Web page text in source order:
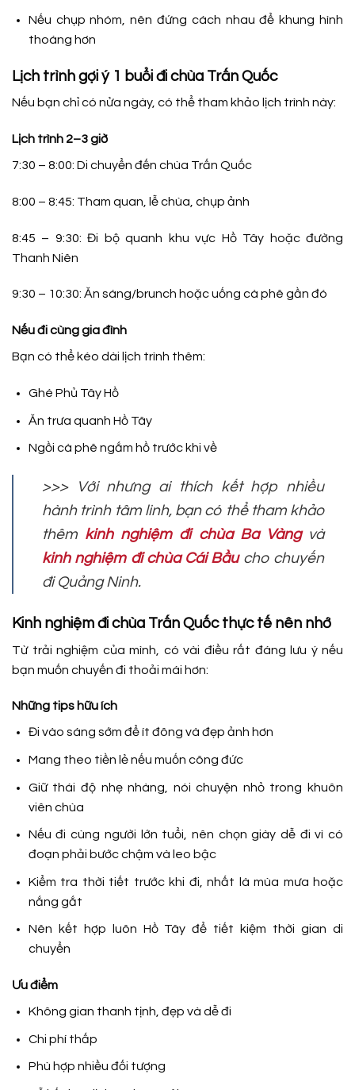
Nếu chụp nhóm, nên đứng cách nhau để khung hình
thoáng hơn
Lịch trình gợi ý 1 buổi đi chùa Trấn Quốc
Nếu bạn chỉ có nửa ngày, có thể tham khảo lịch trình này:
Lịch trình 2–3 giờ
7:30 – 8:00: Di chuyển đến chùa Trấn Quốc
8:00 – 8:45: Tham quan, lễ chùa, chụp ảnh
8:45 – 9:30: Đi bộ quanh khu vực Hồ Tây hoặc đường
Thanh Niên
9:30 – 10:30: Ăn sáng/brunch hoặc uống cà phê gần đó
Nếu đi cùng gia đình
Bạn có thể kéo dài lịch trình thêm:
Ghé Phủ Tây Hồ
Ăn trưa quanh Hồ Tây
Ngồi cà phê ngắm hồ trước khi về
>>> Với nhưng ai thích kết hợp nhiều
hành trình tâm linh, bạn có thể tham khảo
thêm kinh nghiệm đi chùa Ba Vàngvà
kinh nghiệm đi chùa Cái Bầucho chuyến
đi Quảng Ninh.
Kinh nghiệm đi chùa Trấn Quốc thực tế nên nhớ
Từ trải nghiệm của mình, có vài điều rất đáng lưu ý nếu
bạn muốn chuyến đi thoải mái hơn:
Những tips hữu ích
Đi vào sáng sớm để ít đông và đẹp ảnh hơn
Mang theo tiền lẻ nếu muốn công đức
Giữ thái độ nhẹ nhàng, nói chuyện nhỏ trong khuôn
viên chùa
Nếu đi cùng người lớn tuổi, nên chọn giày dễ đi vì có
đoạn phải bước chậm và leo bậc
Kiểm tra thời tiết trước khi đi, nhất là mùa mưa hoặc
nắng gắt
Nên kết hợp luôn Hồ Tây để tiết kiệm thời gian di
chuyển
Ưu điểm
Không gian thanh tịnh, đẹp và dễ đi
Chi phí thấp
Phù hợp nhiều đối tượng